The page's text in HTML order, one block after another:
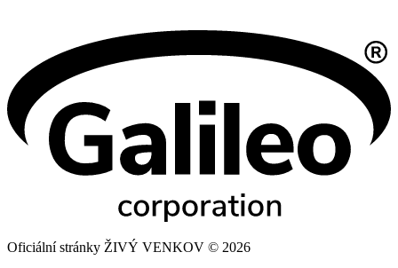
Oficiální stránky ŽIVÝ VENKOV © 2026